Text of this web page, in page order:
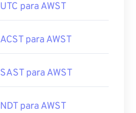
UTC para AWST
ACST para AWST
SAST para AWST
NDT para AWST